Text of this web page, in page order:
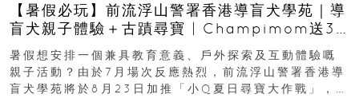
【暑假必玩】前流浮山警署香港導盲犬學苑｜導
盲犬親子體驗＋古蹟尋寶 | Champimom送3
組免費名額
暑假想安排一個兼具教育意義、戶外探索及互動體驗嘅
親子活動？由於7月場次反應熱烈，前流浮山警署香港導
盲犬學苑將於8月23日加推「小Q夏日尋寶大作戰」，家